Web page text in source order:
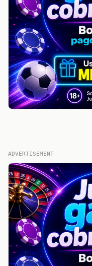
ADVERTISEMENT